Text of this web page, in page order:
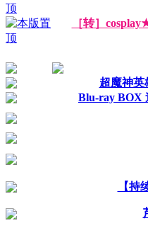
［转］
超魔神英
Blu-ray BOX
【持